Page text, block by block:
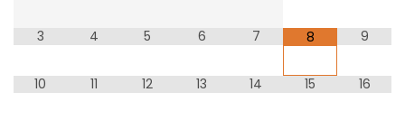
3 4 5 6 7 8 9
10 11 12 13 14 15 16